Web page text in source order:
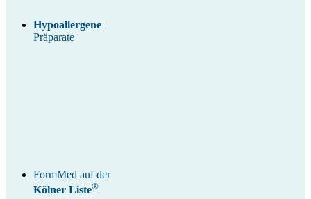
Hypoallergene
Präparate
FormMed auf der
Kölner Liste®